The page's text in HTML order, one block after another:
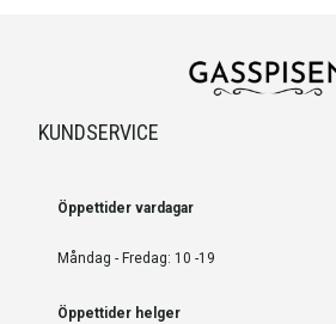
KUNDSERVICE
Öppettider vardagar
Måndag - Fredag: 10 -19
Öppettider helger